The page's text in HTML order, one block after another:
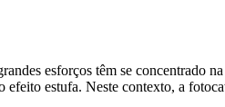
esforços têm se concentrado
estufa. Neste contexto, a